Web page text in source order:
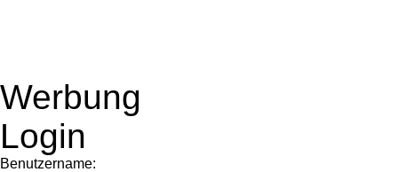
Werbung
Login
Benutzername: